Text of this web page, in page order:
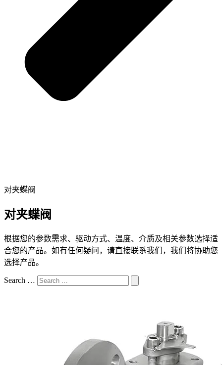
对夹蝶阀
对夹蝶阀
根据您的参数需求、驱动方式、温度、介质及相关参数选择适
合您的产品。如有任何疑问，请直接联系我们，我们将协助您
选择产品。
Search …